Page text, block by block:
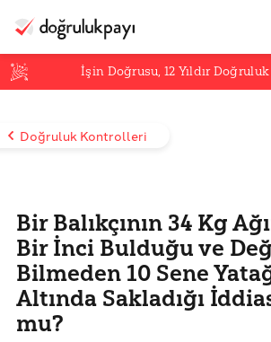
İşin Doğrusu,12 Yıldır Doğruluk
Doğruluk Kontrolleri
Bir Balıkçının 34 Kg
Bir İnci Bulduğu ve
Bilmeden 10 Sene
Altında Sakladığı
mu?